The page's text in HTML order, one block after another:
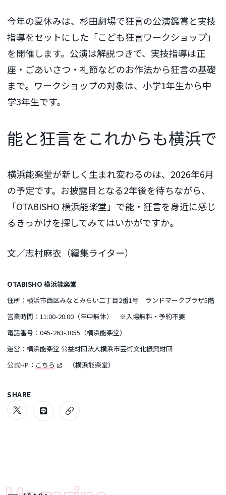
今年の夏休みは、杉田劇場で狂言の公演鑑賞と実技
指導をセットにした「こども狂言ワークショップ」
を開催します。公演は解説つきで、実技指導は正
座・ごあいさつ・礼節などのお作法から狂言の基礎
まで。ワークショップの対象は、小学1年生から中
学3年生です。
能と狂言をこれからも横浜で
横浜能楽堂が新しく生まれ変わるのは、2026年6月
の予定です。お披露目となる2年後を待ちながら、
「OTABISHO 横浜能楽堂」で能・狂言を身近に感じ
るきっかけを探してみてはいかがですか。
文／志村麻衣（編集ライター）
OTABISHO 横浜能楽堂
住所：横浜市西区みなとみらい二丁目2番1号 ランドマークプラザ5階
営業時間：11:00-20:00（年中無休） ※入場無料・予約不要
電話番号：045-263-3055（横浜能楽堂）
運営：横浜能楽堂 公益財団法人横浜市芸術文化振興財団
公式HP： こちら （横浜能楽堂）
SHARE